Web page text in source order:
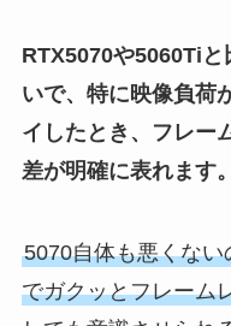
RTX5070や5060Ti
いで、特に映像負荷
イしたとき、フレー
差が明確に表れます。
5070自体も悪くな
でガクッとフレーム